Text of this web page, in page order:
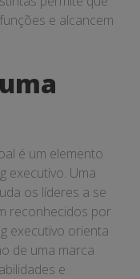
e alcancem
é um elemento
executivo. Uma
os líderes a se
reconhecidos por
executivo orienta
de uma marca
e